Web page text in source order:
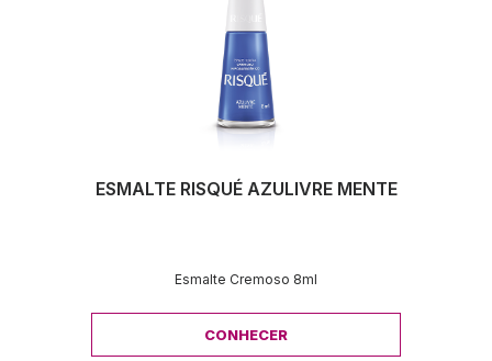
ESMALTE RISQUÉ AZULIVRE MENTE
Esmalte Cremoso 8ml
CONHECER